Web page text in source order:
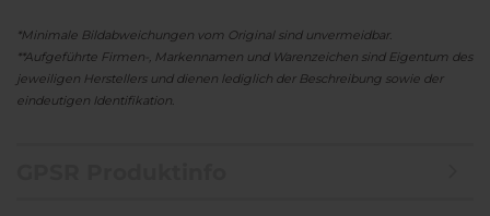
*Minimale Bildabweichungen vom Original sind unvermeidbar.
**Aufgeführte Firmen-, Markennamen und Warenzeichen sind Eigentum des
jeweiligen Herstellers und dienen lediglich der Beschreibung sowie der
eindeutigen Identifikation.